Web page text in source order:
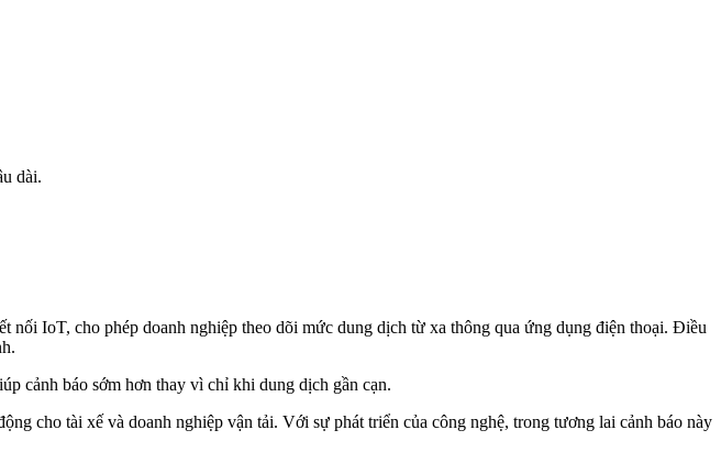
dài.
nối IoT, cho phép doanh nghiệp theo dõi mức dung dịch từ xa thông qua ứng dụng điện thoại. Điều
cảnh báo sớm hơn thay vì chỉ khi dung dịch gần cạn.
cho tài xế và doanh nghiệp vận tải. Với sự phát triển của công nghệ, trong tương lai cảnh báo này